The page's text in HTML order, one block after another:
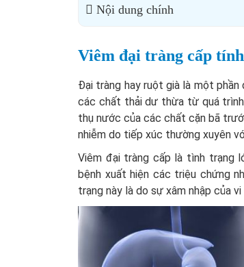
Nội dung chính
Viêm đại tràng cấp
Đại tràng hay ruột già là một
các chất thải dư thừa từ quá
thụ nước của các chất cặn bã
nhiễm do tiếp xúc thường xuyên
Viêm đại tràng cấp là tình trạng
bệnh xuất hiện các triệu chứng
trạng này là do sự xâm nhập của vi